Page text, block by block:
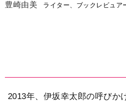
豊崎由美 ライター、ブックレビュア
2013年、伊坂幸太郎の呼びか